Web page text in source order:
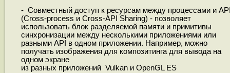
- Совместный доступ к ресурсам между процессами и
(Cross-process и Cross-API Sharing) - позволяет
использовать блок разделяемой памяти и примитивы
синхронизации между несколькими приложениями или
разными API в одном приложении. Например, можно
получать изображения для композитинга для вывода на
одном экране
из разных приложений Vulkan и OpenGL ES